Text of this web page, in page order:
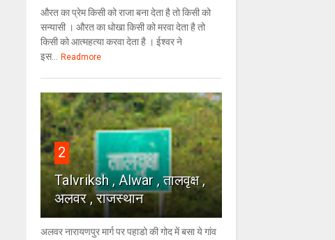
औरत का प्रेम किसी को राजा बना देता है तो किसी को
सन्यासी । औरत का धोखा किसी को मरवा देता है तो
किसी को आत्महत्या करवा देता है । ईश्वर ने
इस...
Readmore
2
Talvriksh , Alwar , तालवृक्ष ,
अलवर , राजस्थान
अलवर नारायणपुर मार्ग पर पहाडो की गोद में बसा ये गांव